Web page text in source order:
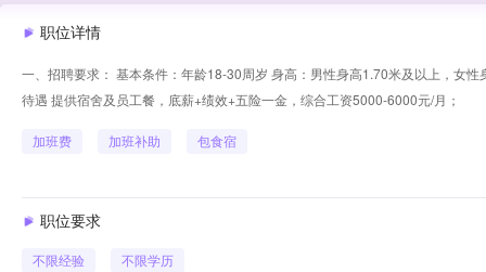
职位详情
一、招聘要求： 基本条件：年龄18-30周岁 身高：男性身高1.70米及以上，女
待遇 提供宿舍及员工餐，底薪+绩效+五险一金，综合工资5000-6000元/月；
加班费 加班补助 包食宿
职位要求
不限经验 不限学历